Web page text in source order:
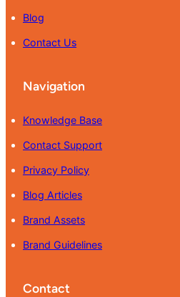
Blog
Contact Us
Navigation
Knowledge Base
Contact Support
Privacy Policy
Blog Articles
Brand Assets
Brand Guidelines
Contact